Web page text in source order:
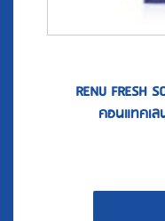
RENU FRESH
คอนแทคเ